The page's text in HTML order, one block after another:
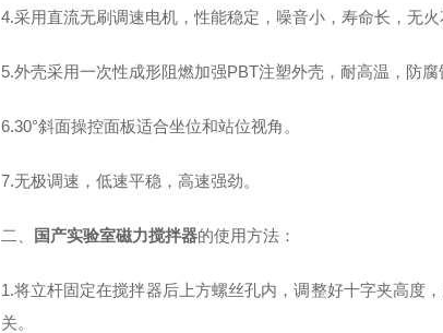
4.采用直流无刷调速电机，性能稳定，噪音小，寿命长，无火
5.外壳采用一次性成形阻燃加强PBT注塑外壳，耐高温，防腐
6.30°斜面操控面板适合坐位和站位视角。
7.无极调速，低速平稳，高速强劲。
二、 国产实验室磁力搅拌器的使用方法：
1.将立杆固定在搅拌器后上方螺丝孔内，调整好十字夹高度
关。